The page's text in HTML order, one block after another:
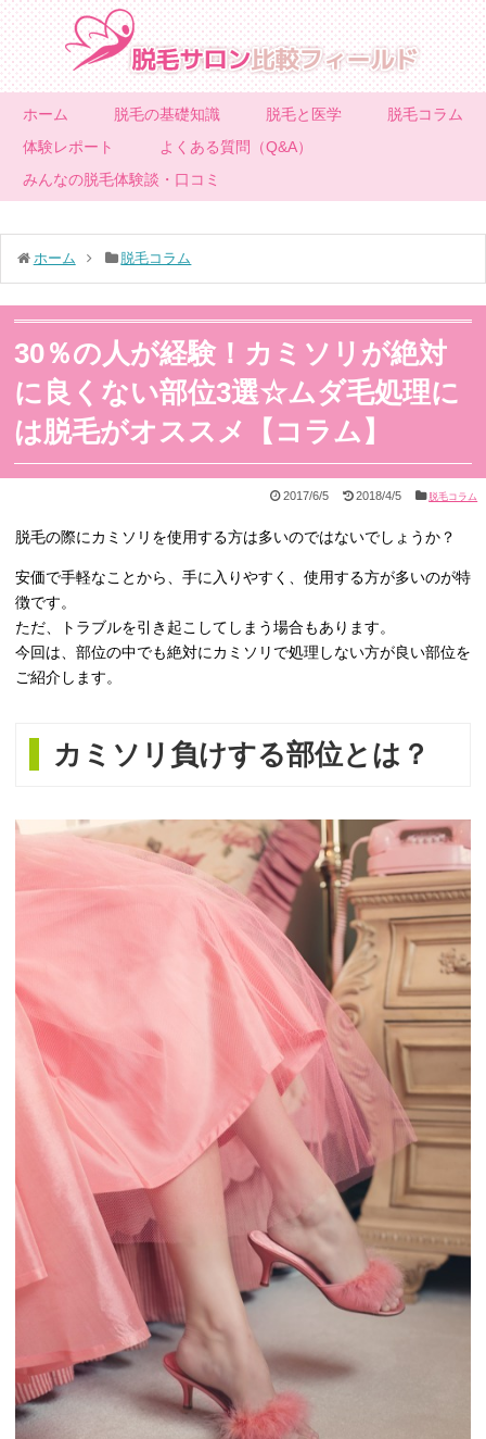
ホーム 脱毛の基礎知識 脱毛と医学
脱毛コラム
体験レポート
よくある質問（Q&A）
みんなの脱毛体験談・口コミ
ホーム 脱毛コラム
30％の人が経験！カミソリが絶対
に良くない部位3選☆ムダ毛処理に
は脱毛がオススメ【コラム】
2017/6/5 2018/4/5 脱毛コラム
脱毛の際にカミソリを使用する方は多いのではないでしょうか？
安価で手軽なことから、手に入りやすく、使用する方が多いのが特
徴です。
ただ、トラブルを引き起こしてしまう場合もあります。
今回は、部位の中でも絶対にカミソリで処理しない方が良い部位を
ご紹介します。
カミソリ負けする部位とは？